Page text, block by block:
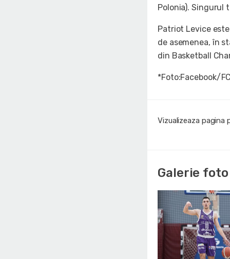
Polonia). Singurul
Patriot Levice
de asemenea, în
din Basketball
*Foto:Facebook/
Vizualizeaza pagina
Galerie foto